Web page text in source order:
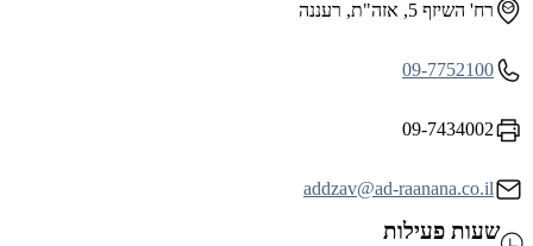
רח' השיזף 5, אזה"ת, רעננה
09-7752100
09-7434002
addzav@ad-raanana.co.il
שעות פעילות